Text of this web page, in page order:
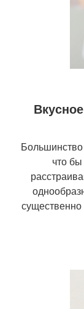
что
существенно